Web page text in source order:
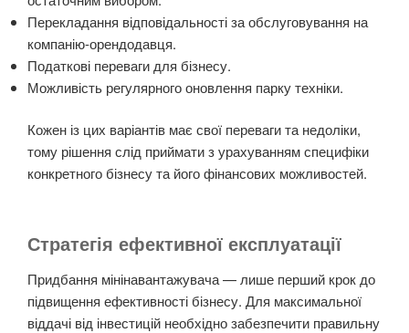
Перекладання відповідальності за обслуговування на
компанію-орендодавця.
Податкові переваги для бізнесу.
Можливість регулярного оновлення парку техніки.
Кожен із цих варіантів має свої переваги та недоліки,
тому рішення слід приймати з урахуванням специфіки
конкретного бізнесу та його фінансових можливостей.
Стратегія ефективної експлуатації
Придбання мінінавантажувача — лише перший крок до
підвищення ефективності бізнесу. Для максимальної
віддачі від інвестицій необхідно забезпечити правильну